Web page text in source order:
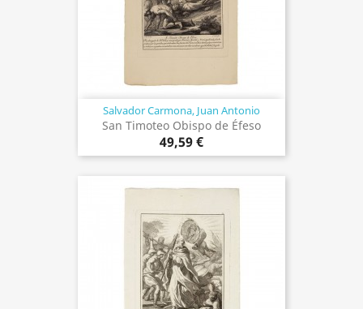
Salvador Carmona, Juan Antonio
San Timoteo Obispo de Éfeso
49,59 €